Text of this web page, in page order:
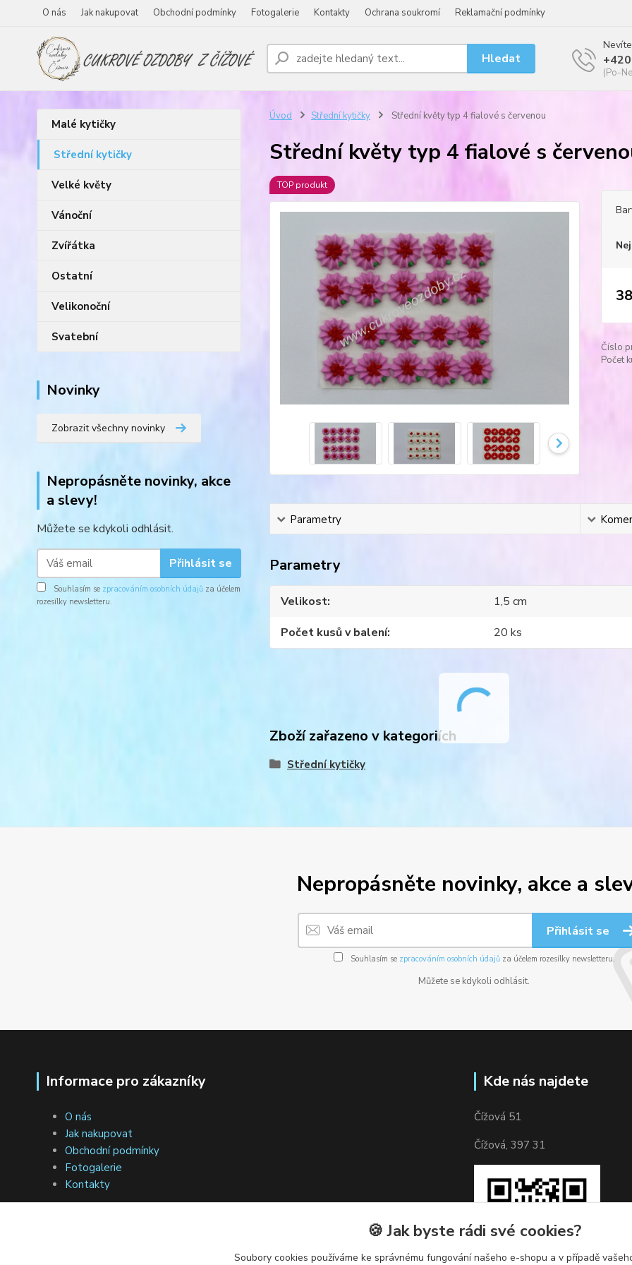
O nás Jak nakupovat Obchodní podmínky Fotogalerie Kontakty Ochrana soukromí Reklamační podmínky
Hledat
(Po-
Malé kytičky
Střední kytičky
Velké květy
Vánoční
Zvířátka
Ostatní
Velikonoční
Svatební
Novinky
Zobrazit všechny novinky
Nepropásněte novinky, akce
a slevy!
Můžete se kdykoli odhlásit.
Přihlásit se
Souhlasím se zpracováním osobních údajů za účelem
rozesílky newsletteru.
Úvod Střední kytičky Střední květy typ 4 fialové s červenou
Střední květy typ 4 fialové s
TOP produkt
Číslo
Počet
Parametry
Parametry
Velikost
1,5 cm
Počet kusů v balení
20 ks
Zboží zařazeno v kategoriích
Střední kytičky
Nepropásněte novinky, akce a
Přihlásit se
Souhlasím se zpracováním osobních údajůza účelem rozesílky newsletteru.
Můžete se kdykoli odhlásit.
Informace pro zákazníky
O nás
Jak nakupovat
Obchodní podmínky
Fotogalerie
Kontakty
Kde nás najdete
Čížová 51
Čížová, 397 31
🍪 Jak byste rádi své cookies?
Soubory cookies používáme ke správnému fungování našeho e-shopu a v případě